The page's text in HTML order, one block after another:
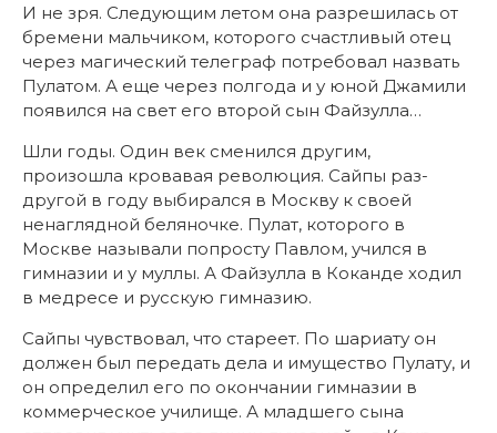
И не зря. Следующим летом она разрешилась от
бремени мальчиком, которого счастливый отец
через магический телеграф потребовал назвать
Пулатом. А еще через полгода и у юной Джамили
появился на свет его второй сын Файзулла…
Шли годы. Один век сменился другим,
произошла кровавая революция. Сайпы раз-
другой в году выбирался в Москву к своей
ненаглядной беляночке. Пулат, которого в
Москве называли попросту Павлом, учился в
гимназии и у муллы. А Файзулла в Коканде ходил
в медресе и русскую гимназию.
Сайпы чувствовал, что стареет. По шариату он
должен был передать дела и имущество Пулату, и
он определил его по окончании гимназии в
коммерческое училище. А младшего сына